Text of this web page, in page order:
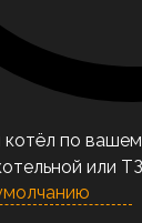
по
или